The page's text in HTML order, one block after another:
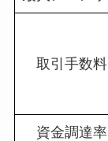
取引手数料
資金調達率